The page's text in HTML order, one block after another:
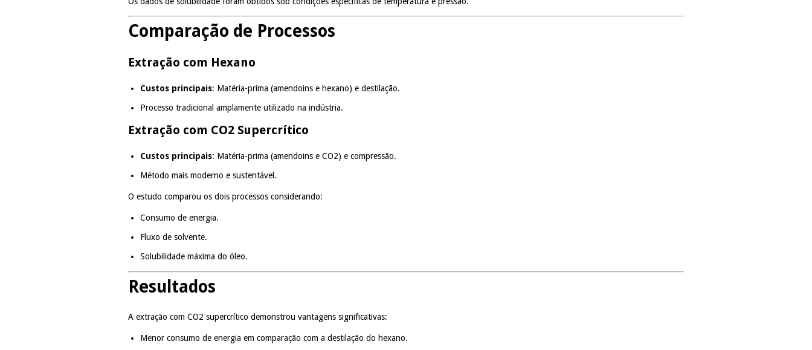
Comparação de Processos
Extração com Hexano
Custos principais: Matéria-prima (amendoins e hexano) e destilação.
Processo tradicional amplamente utilizado na indústria.
Extração com CO2 Supercrítico
Custos principais: Matéria-prima (amendoins e CO2) e compressão.
Método mais moderno e sustentável.
O estudo comparou os dois processos considerando:
Consumo de energia.
Fluxo de solvente.
Solubilidade máxima do óleo.
Resultados
A extração com CO2 supercrítico demonstrou vantagens significativas:
Menor consumo de energia em comparação com a destilação do hexano.